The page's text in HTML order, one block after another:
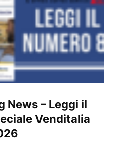
News – Leggi il
Venditalia